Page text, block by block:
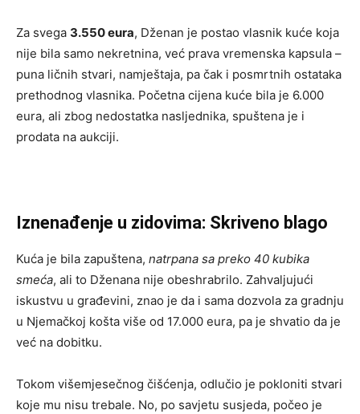
Za svega 3.550 eura, Dženan je postao vlasnik kuće koja
nije bila samo nekretnina, već prava vremenska kapsula –
puna ličnih stvari, namještaja, pa čak i posmrtnih ostataka
prethodnog vlasnika. Početna cijena kuće bila je 6.000
eura, ali zbog nedostatka nasljednika, spuštena je i
prodata na aukciji.
Iznenađenje u zidovima: Skriveno blago
Kuća je bila zapuštena, natrpana sa preko 40 kubika
smeća, ali to Dženana nije obeshrabrilo. Zahvaljujući
iskustvu u građevini, znao je da i sama dozvola za gradnju
u Njemačkoj košta više od 17.000 eura, pa je shvatio da je
već na dobitku.
Tokom višemjesečnog čišćenja, odlučio je pokloniti stvari
koje mu nisu trebale. No, po savjetu susjeda, počeo je